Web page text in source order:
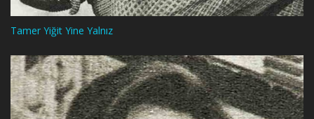
Tamer Yiğit Yine Yalnız